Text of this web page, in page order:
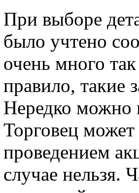
При выборе
было учтено
очень много
правило, такие
Нередко можно
Торговец может
проведением
случае нельзя.